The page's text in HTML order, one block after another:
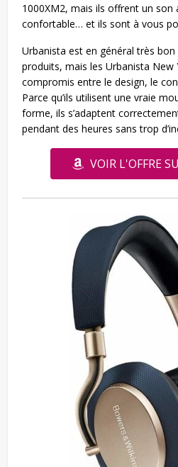
1000XM2, mais ils offrent un son
confortable… et ils sont à vous
Urbanista est en général très bon
produits, mais les Urbanista New
compromis entre le design, le
Parce qu’ils utilisent une vraie
forme, ils s’adaptent
pendant des heures sans trop
VOIR L'OFFRE